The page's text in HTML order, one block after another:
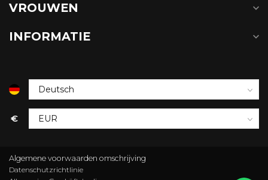
VROUWEN
INFORMATIE
€
Algemene voorwaarden omschrijving
Datenschutzrichtlinie